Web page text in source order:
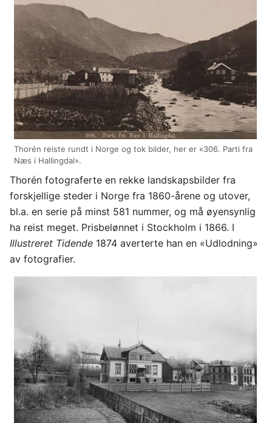
Thorén reiste rundt i Norge og tok bilder, her er «306. Parti fra
Næs i Hallingdal».
Thorén fotograferte en rekke landskapsbilder fra
forskjellige steder i Norge fra 1860-årene og utover,
bl.a. en serie på minst 581 nummer, og må øyensynlig
ha reist meget. Prisbelønnet i Stockholm i 1866. I
Illustreret Tidende 1874 averterte han en «Udlodning»
av fotografier.